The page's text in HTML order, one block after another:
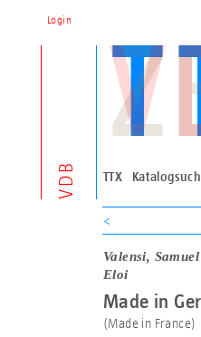
VDB TTX
Login
<
Valensi,
Eloi
Made in
(Made in France)